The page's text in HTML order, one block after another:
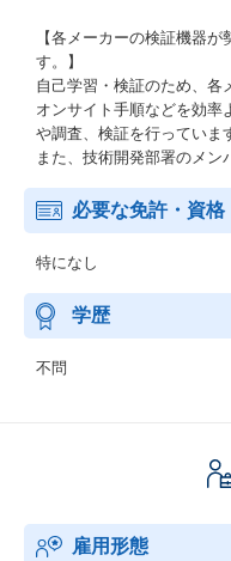
【各メーカーの検証機器
す。】
自己学習・検証のため、各
オンサイト手順などを効率
や調査、検証を行っていま
また、技術開発部署のメン
必要な免許・資格
特になし
学歴
不問
雇用形態